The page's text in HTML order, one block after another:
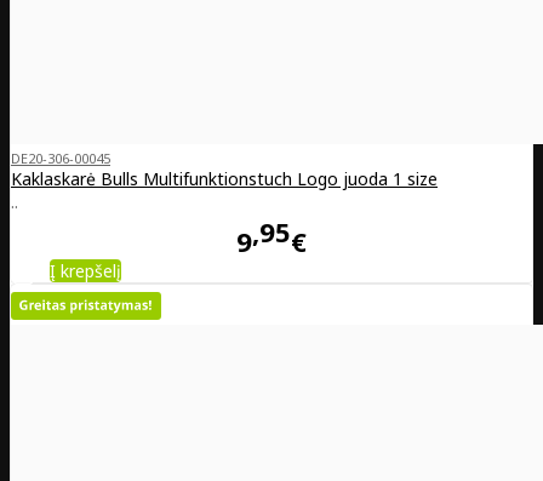
DE20-306-00045
Kaklaskarė Bulls Multifunktionstuch Logo juoda 1 size
..
9 95€
Į krepšelį